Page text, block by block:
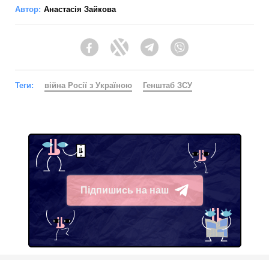
Автор: Анастасія Зайкова
FacebookTwitter Telegram
Теги: війна Росії з Україною Генштаб ЗСУ
Підпишись на наш
Telegram